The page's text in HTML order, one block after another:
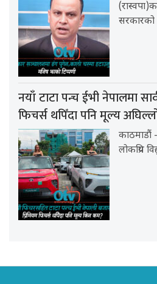
सरकारको
नयाँ टाटा पन्च ईभी नेपालमा
फिचर्स थपिँदा पनि मूल्य
काठमाडौं
लोकप्रिय